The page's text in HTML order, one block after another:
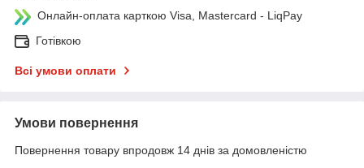
Онлайн-оплата карткою Visa, Mastercard - LiqPay
Готівкою
Всі умови оплати
Умови повернення
Повернення товару впродовж 14 днів за домовленістю